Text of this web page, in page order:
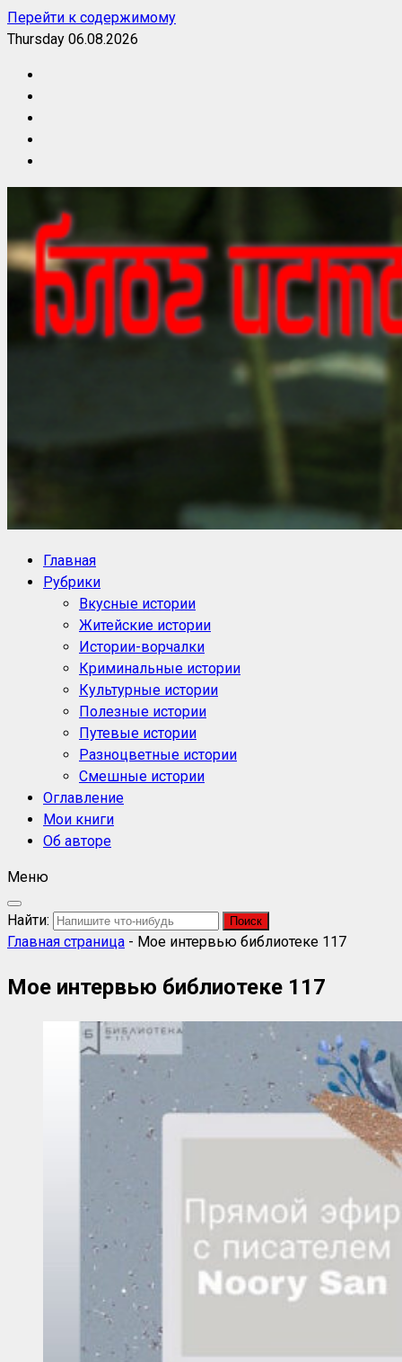
Перейти к содержимому
Thursday 06.08.2026
Блог историй NoorySan
Главная
Рубрики
Вкусные истории
Житейские истории
Истории-ворчалки
Криминальные истории
Культурные истории
Полезные истории
Путевые истории
Разноцветные истории
Смешные истории
Оглавление
Мои книги
Об авторе
Меню
Найти:
Главная страница - Мое интервью библиотеке 117
Мое интервью библиотеке 117